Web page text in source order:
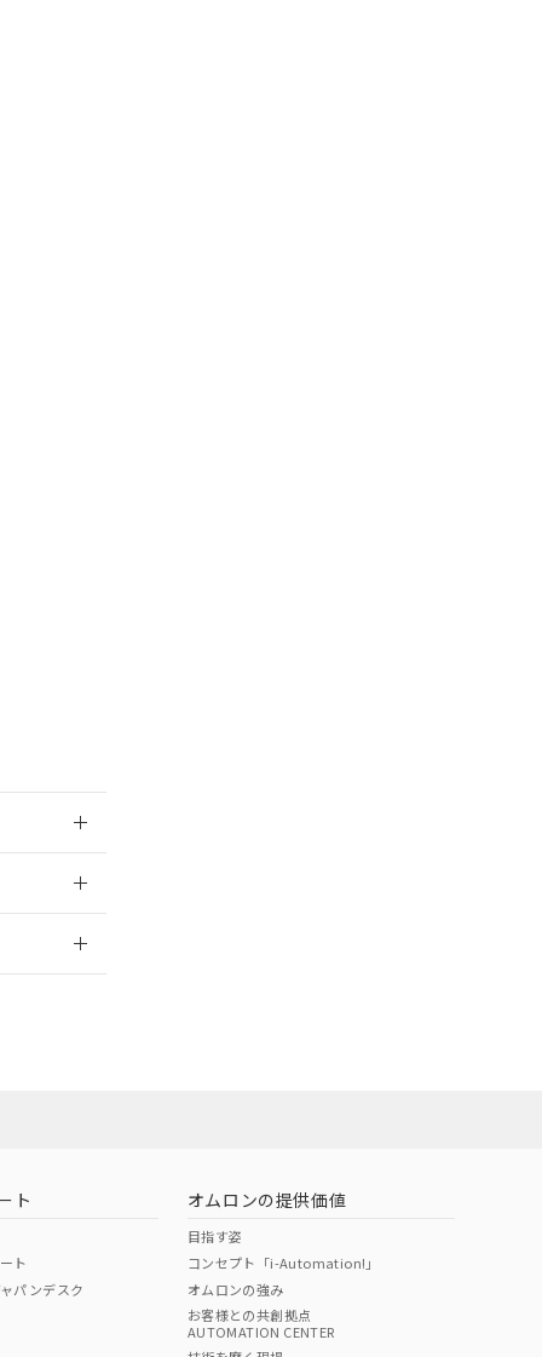
ト
ト
パンデスク
オムロンの提供価値
目指す姿
コンセプト「i-Automation!」
オムロンの強み
お客様との共創拠点
AUTOMATION CENTER